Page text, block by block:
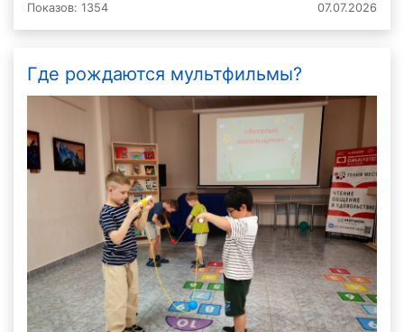
Показов: 1354 07.07.2026
Где рождаются мультфильмы?